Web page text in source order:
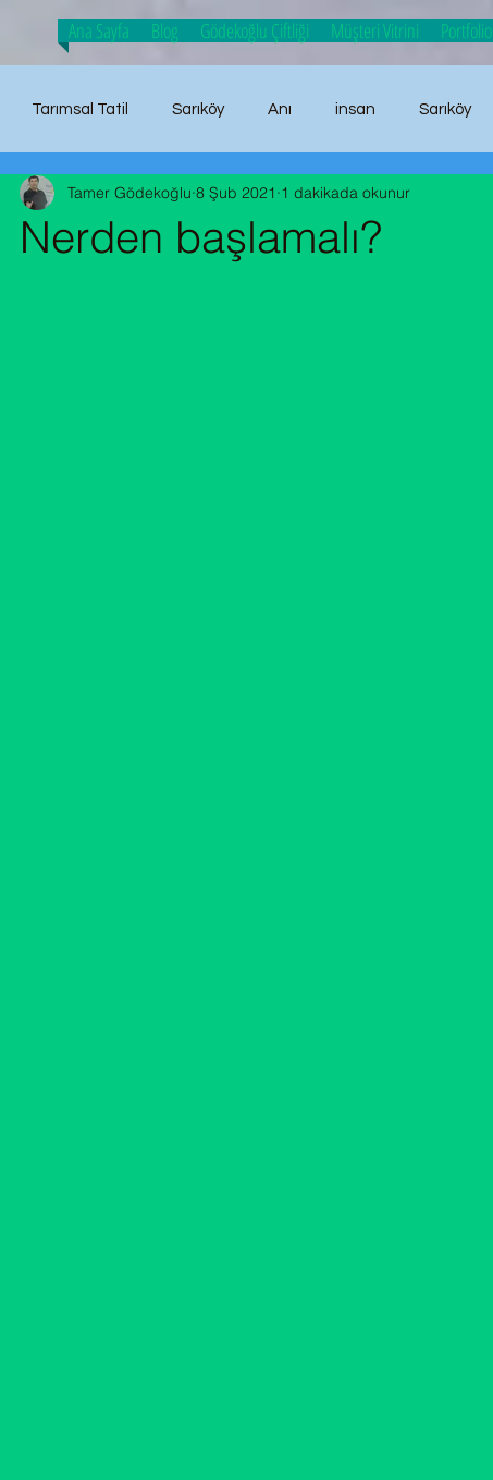
Ana Sayfa Blog Gödekoğlu Çiftliği Müşteri Vitrini Portfolio
Tarımsal Tatil Sarıköy Anı insan Sarıköy
Üretim Hasat Zamanı
Nerden başlamalı?
Tamer Gödekoğlu 8 Şub 2021 1 dakikada okunur